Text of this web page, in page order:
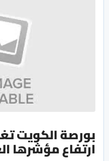
بورصة الكويت
ارتفاع مؤشرها العام